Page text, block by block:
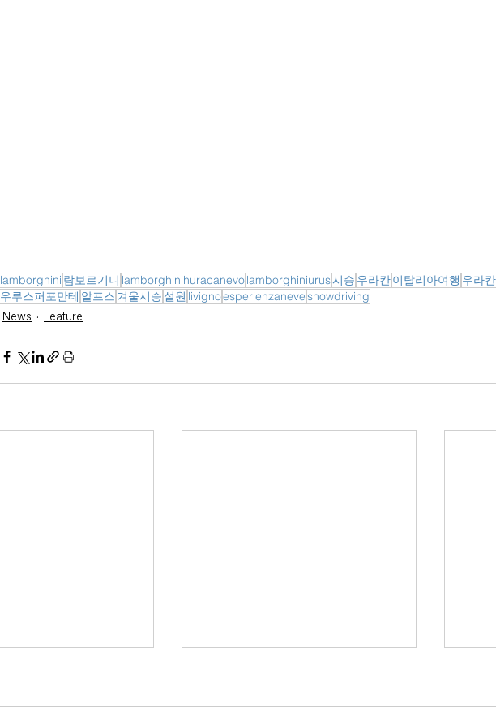
lamborghini 람보르기니 lamborghinihuracanevolamborghiniurus시승 우라칸이탈리아여행 우라
우루스퍼포만테 알프스 겨울시승 설원 livignoesperienzanevesnowdriving
News Feature